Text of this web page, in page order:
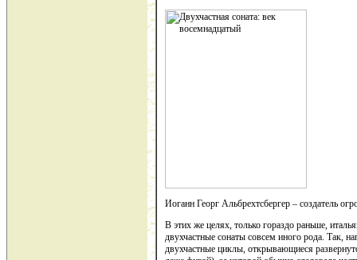
Иоганн Георг Альбрехтсбергер – создатель
В этих же целях, только гораздо раньше,
двухчастные сонаты совсем иного рода. Так,
двухчастные циклы, открывающиеся